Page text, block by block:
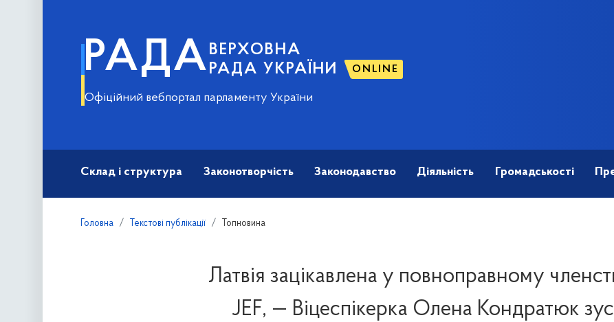
РАДА ВЕРХОВНА
РАДА УКРАЇНИ
ONLINE
Офіційний вебпортал парламенту України
Склад і структура Законотворчість Законодавство Діяльність Громадськості
Головна Текстові публікації Топновина
Латвія зацікавлена у повноправному
JEF, — Віцеспікерка Олена Кондратюк